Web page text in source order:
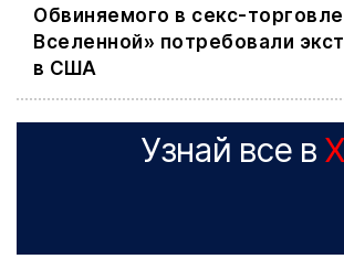
Обвиняемого в секс-
Вселенной» потребовали
в США
Узнай все в X